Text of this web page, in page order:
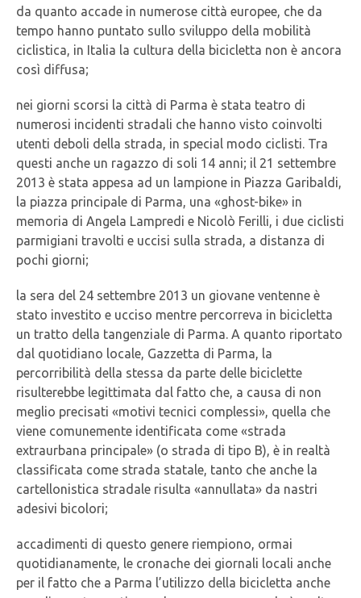
da quanto accade in numerose città europee, che da
tempo hanno puntato sullo sviluppo della mobilità
ciclistica, in Italia la cultura della bicicletta non è ancora
così diffusa;
nei giorni scorsi la città di Parma è stata teatro di
numerosi incidenti stradali che hanno visto coinvolti
utenti deboli della strada, in special modo ciclisti. Tra
questi anche un ragazzo di soli 14 anni; il 21 settembre
2013 è stata appesa ad un lampione in Piazza Garibaldi,
la piazza principale di Parma, una «ghost-bike» in
memoria di Angela Lampredi e Nicolò Ferilli, i due ciclisti
parmigiani travolti e uccisi sulla strada, a distanza di
pochi giorni;
la sera del 24 settembre 2013 un giovane ventenne è
stato investito e ucciso mentre percorreva in bicicletta
un tratto della tangenziale di Parma. A quanto riportato
dal quotidiano locale, Gazzetta di Parma, la
percorribilità della stessa da parte delle biciclette
risulterebbe legittimata dal fatto che, a causa di non
meglio precisati «motivi tecnici complessi», quella che
viene comunemente identificata come «strada
extraurbana principale» (o strada di tipo B), è in realtà
classificata come strada statale, tanto che anche la
cartellonistica stradale risulta «annullata» da nastri
adesivi bicolori;
accadimenti di questo genere riempiono, ormai
quotidianamente, le cronache dei giornali locali anche
per il fatto che a Parma l’utilizzo della bicicletta anche